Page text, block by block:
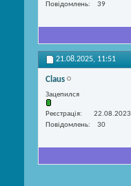
Повідомлень
39
21.08.2025, 11:51
Claus
Зацепился
Реєстрація
22.08.2023
Повідомлень
30